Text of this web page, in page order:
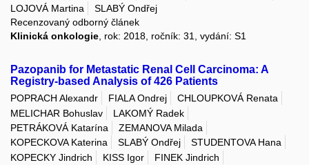
LOJOVÁ Martina
SLABÝ Ondřej
Recenzovaný odborný článek
Klinická onkologie , rok: 2018, ročník: 31, vydání: S1
Pazopanib for Metastatic Renal Cell Carcinoma: A
Registry-based Analysis of 426 Patients
POPRACH Alexandr FIALA Ondrej
CHLOUPKOVÁ Renata
MELICHAR Bohuslav
LAKOMÝ Radek
PETRÁKOVÁ Katarína
ZEMANOVA Milada
KOPECKOVA Katerina
SLABÝ Ondřej
STUDENTOVA Hana
KOPECKY Jindrich
KISS Igor
FINEK Jindrich